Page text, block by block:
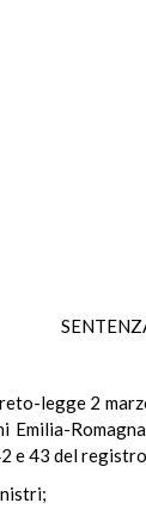
legge 2
e 43 del